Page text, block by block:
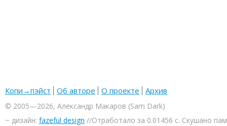
Копи→пэйст Об авторе О проекте Архив
© 2005—2026, Александр Макаров (Sam Dark)
~ дизайн: fazeful design //Отработало за 0.01456 с. Скушано